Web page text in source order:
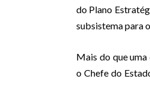
do Plano
subsistema para
Mais do que
o Chefe do